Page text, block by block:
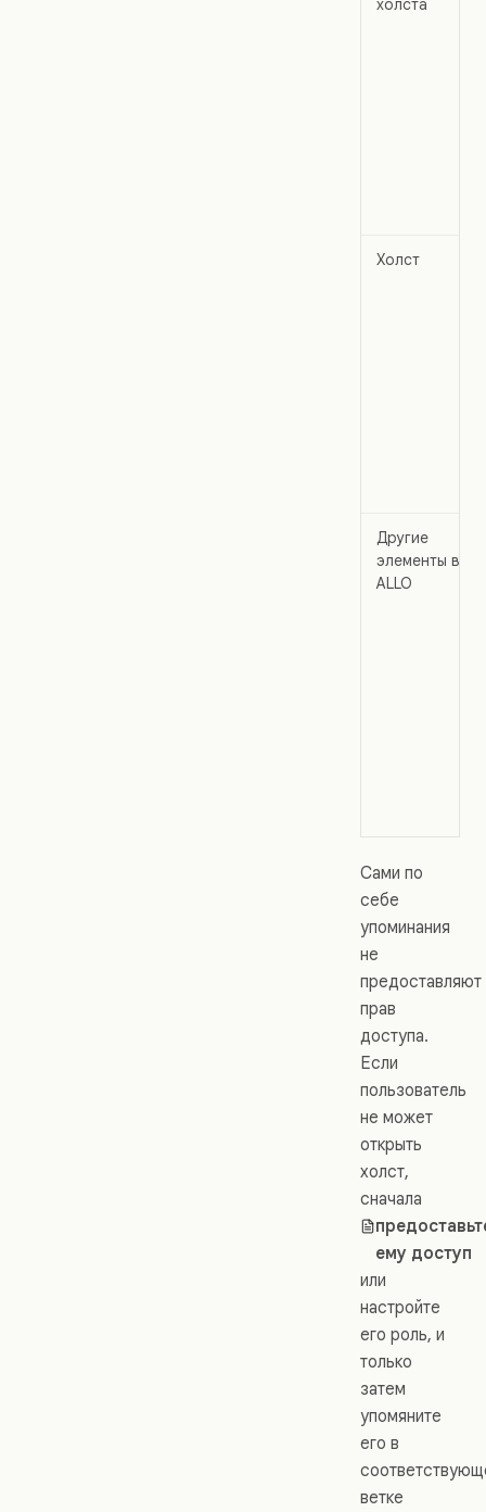
холста
Холст
Другие
элементы в
ALLO
Сами по
себе
упоминания
не
предоставляют
прав
доступа.
Если
пользователь
не может
открыть
холст,
сначала
ему доступ
или
настройте
его роль, и
только
затем
упомяните
его в
ветке